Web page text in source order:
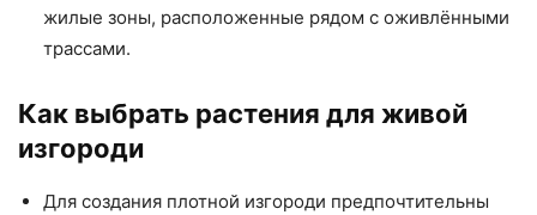
жилые зоны, расположенные рядом с оживлёнными
трассами.
Как выбрать растения для живой
изгороди
Для создания плотной изгороди предпочтительны